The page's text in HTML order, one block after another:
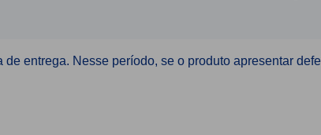
entrega. Nesse período, se o produto apresentar